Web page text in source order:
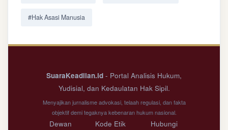
#Hak Asasi Manusia
SuaraKeadilan.id - Portal Analisis Hukum,
Yudisial, dan Kedaulatan Hak Sipil.
Menyajikan jurnalisme advokasi, telaah regulasi, dan fakta
objektif demi tegaknya kebenaran hukum nasional.
Dewan Kode Etik Hubungi